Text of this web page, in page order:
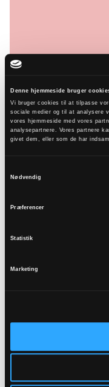
Denne hjemmeside bruger
Vi bruger cookies til at tilpasse
sociale medier og til at analysere
vores hjemmeside med vores
analysepartnere. Vores partnere
givet dem, eller som de har
Nødvendig
Præferencer
Statistik
Marketing
Gå til Teologisk
Følgegrupper